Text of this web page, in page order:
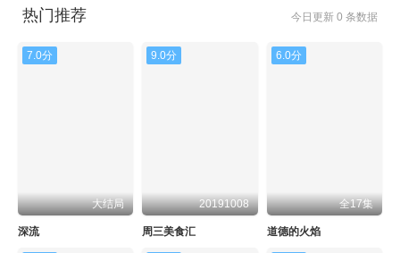
今日更新 0 条数据
热门推荐
7.0分
大结局
深流
9.0分
20191008
周三美食汇
6.0分
全17集
道德的火焰